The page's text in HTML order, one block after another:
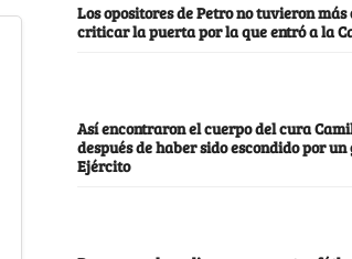
Los opositores de Petro no tuvieron más
criticar la puerta por la que entró a la
Así encontraron el cuerpo del cura
después de haber sido escondido por
Ejército